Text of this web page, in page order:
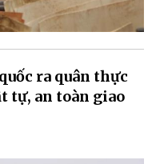
ra quân thực
tự, an toàn giao